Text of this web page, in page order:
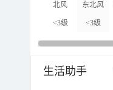
北风
<3级
东北风
<3级
生活助手